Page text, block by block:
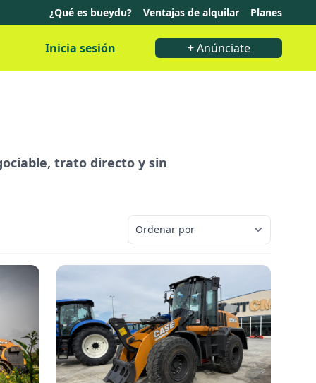
¿Qué es bueydu? Ventajas de alquilar Planes
Inicia sesión + Anúnciate
trato directo y sin